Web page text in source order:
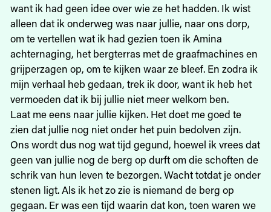
want ik had geen idee over wie ze het hadden. Ik wist
alleen dat ik onderweg was naar jullie, naar ons dorp,
om te vertellen wat ik had gezien toen ik Amina
achternaging, het bergterras met de graafmachines en
grijperzagen op, om te kijken waar ze bleef. En zodra ik
mijn verhaal heb gedaan, trek ik door, want ik heb het
vermoeden dat ik bij jullie niet meer welkom ben.
Laat me eens naar jullie kijken. Het doet me goed te
zien dat jullie nog niet onder het puin bedolven zijn.
Ons wordt dus nog wat tijd gegund, hoewel ik vrees dat
geen van jullie nog de berg op durft om die schoften de
schrik van hun leven te bezorgen. Wacht totdat je onder
stenen ligt. Als ik het zo zie is niemand de berg op
gegaan. Er was een tijd waarin dat kon, toen waren we